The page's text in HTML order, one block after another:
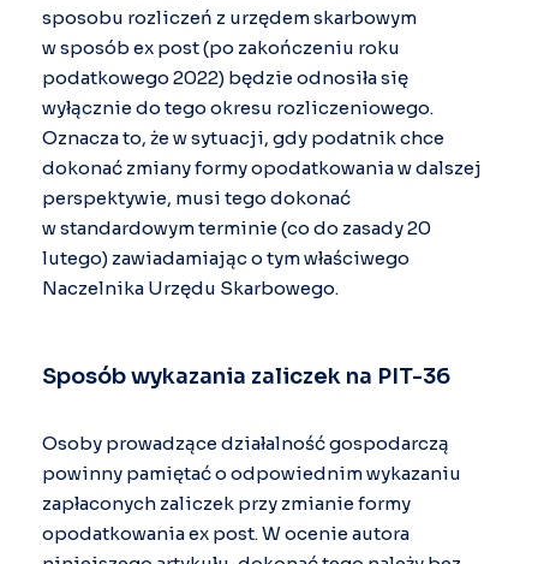
sposobu rozliczeń z urzędem skarbowym
w sposób ex post (po zakończeniu roku
podatkowego 2022) będzie odnosiła się
wyłącznie do tego okresu rozliczeniowego.
Oznacza to, że w sytuacji, gdy podatnik chce
dokonać zmiany formy opodatkowania w dalszej
perspektywie, musi tego dokonać
w standardowym terminie (co do zasady 20
lutego) zawiadamiając o tym właściwego
Naczelnika Urzędu Skarbowego.
Sposób wykazania zaliczek na PIT-36
Osoby prowadzące działalność gospodarczą
powinny pamiętać o odpowiednim wykazaniu
zapłaconych zaliczek przy zmianie formy
opodatkowania ex post. W ocenie autora